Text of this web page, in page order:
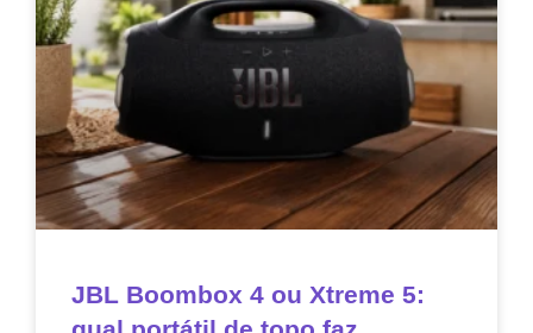
JBL Boombox 4 ou Xtreme 5: